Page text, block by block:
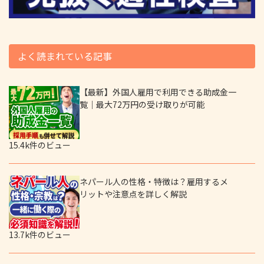
よく読まれている記事
【最新】外国人雇用で利用できる助成金一
覧｜最大72万円の受け取りが可能
15.4k件のビュー
ネパール人の性格・特徴は？雇用するメ
リットや注意点を詳しく解説
13.7k件のビュー